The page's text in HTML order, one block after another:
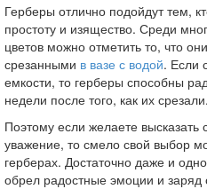
Герберы отлично подойдут тем,
простоту и изящество. Среди
цветов можно отметить то, что
срезанными в вазе с водой. Если
емкости, то герберы способны
недели после того, как их срезали.
Поэтому если желаете
уважение, то смело свой выбор
герберах. Достаточно даже и
обрел радостные эмоции и заряд